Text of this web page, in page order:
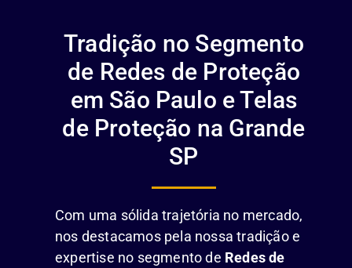
Tradição no Segmento
de Redes de Proteção
em São Paulo e Telas
de Proteção na Grande
SP
Com uma sólida trajetória no mercado,
nos destacamos pela nossa tradição e
expertise no segmento de Redes de